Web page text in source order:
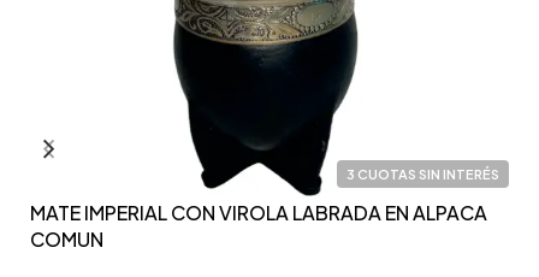
3 CUOTAS SIN INTERÉS
MATE IMPERIAL CON VIROLA LABRADA EN ALPACA
COMUN